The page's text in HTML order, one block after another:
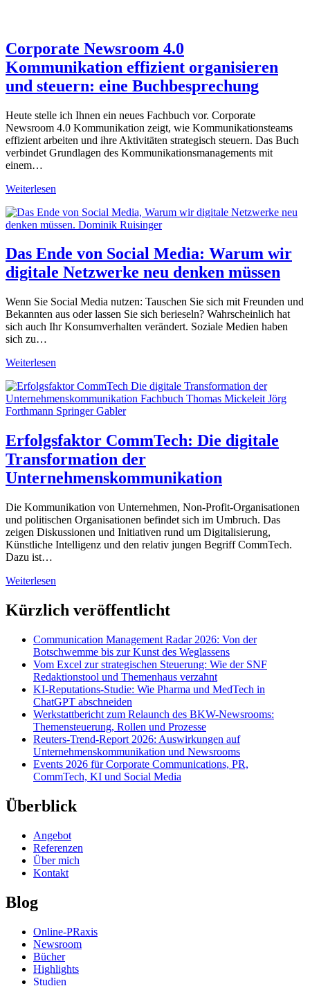
Corporate Newsroom 4.0
Kommunikation effizient organisieren
und steuern: eine Buchbesprechung
Heute stelle ich Ihnen ein neues Fachbuch vor. Corporate
Newsroom 4.0 Kommunikation zeigt, wie Kommunikationsteams
effizient arbeiten und ihre Aktivitäten strategisch steuern. Das Buch
verbindet Grundlagen des Kommunikationsmanagements mit
einem…
Weiterlesen
4.0
Kommunikation
organisieren
und
steuern:
Buchbesprechung
Das Ende von Social Media: Warum wir
digitale Netzwerke neu denken müssen
Wenn Sie Social Media nutzen: Tauschen Sie sich mit Freunden und
Bekannten aus oder lassen Sie sich berieseln? Wahrscheinlich hat
sich auch Ihr Konsumverhalten verändert. Soziale Medien haben
sich zu…
Weiterlesen
von
Social
Media:
wir
digitale
Netzwerke
neu
denken
Erfolgsfaktor CommTech: Die digitale
Transformation der
Unternehmenskommunikation
Die Kommunikation von Unternehmen, Non-Profit-Organisationen
und politischen Organisationen befindet sich im Umbruch. Das
zeigen Diskussionen und Initiativen rund um Digitalisierung,
Künstliche Intelligenz und den relativ jungen Begriff CommTech.
Dazu ist…
Weiterlesen
Die
digitale
der
Unternehmenskommunikation
Kürzlich veröffentlicht
Communication Management Radar 2026: Von der
Botschwemme bis zur Kunst des Weglassens
Vom Excel zur strategischen Steuerung: Wie der SNF
Redaktionstool und Themenhaus verzahnt
KI-Reputations-Studie: Wie Pharma und MedTech in
ChatGPT abschneiden
Werkstattbericht zum Relaunch des BKW-Newsrooms:
Themensteuerung, Rollen und Prozesse
Reuters-Trend-Report 2026: Auswirkungen auf
Unternehmenskommunikation und Newsrooms
Events 2026 für Corporate Communications, PR,
CommTech, KI und Social Media
Überblick
Angebot
Referenzen
Über mich
Kontakt
Blog
Online-PRaxis
Newsroom
Bücher
Highlights
Studien